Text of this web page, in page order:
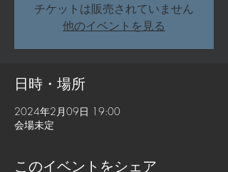
チケットは販売されていません
他のイベントを見る
日時・場所
2024年2月09日 19:00
会場未定
このイベントをシェア